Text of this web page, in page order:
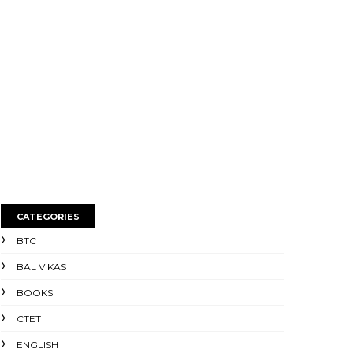
CATEGORIES
BTC
BAL VIKAS
BOOKS
CTET
ENGLISH